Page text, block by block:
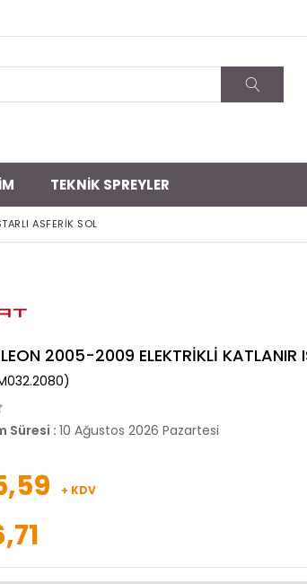
TEKNİK SPREYLER
ASFERİK SOL
2005-2009 ELEKTRİKLİ KATLANIR
Süresi : 10 Ağustos 2026 Pazartesi
+ KDV